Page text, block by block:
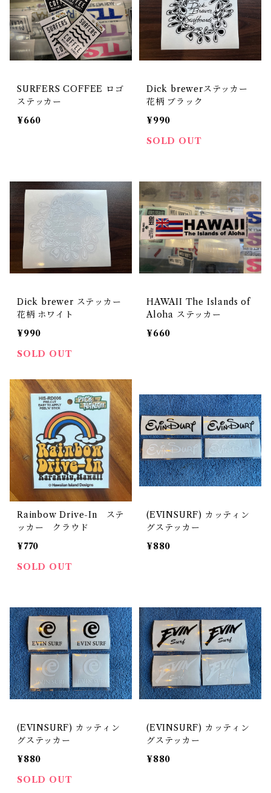
SURFERS COFFEE ロゴ
ステッカー
¥660
Dick brewerステッカー
花柄 ブラック
¥990
SOLD OUT
Dick brewer ステッカー
花柄 ホワイト
¥990
SOLD OUT
HAWAII The Islands of
Aloha ステッカー
¥660
Rainbow Drive-In ステ
ッカー クラウド
¥770
SOLD OUT
(EVINSURF) カッティン
グステッカー
¥880
(EVINSURF) カッティン
グステッカー
¥880
SOLD OUT
(EVINSURF) カッティン
グステッカー
¥880